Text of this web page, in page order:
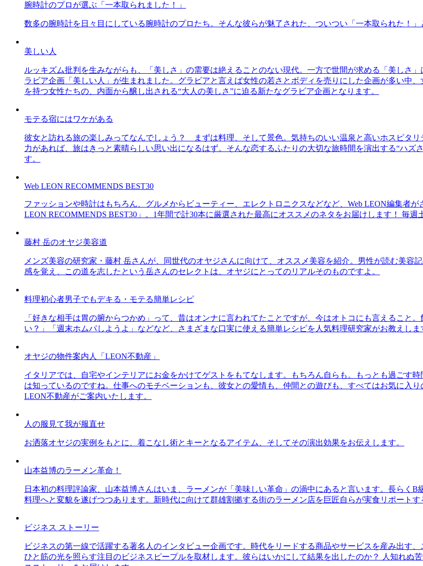
腕時計のプロが選ぶ「一本取られました！」
数多の腕時計を日々目にしている腕時計のプロたち。そんな彼らが魅了された、ついつい「一本取られた！
美しい人
ルッキズム批判を生みながらも、「美しさ」の需要は絶えることのない現代。一方で世間が求める「美しさ
ラビア企画「美しい人」が生まれました。グラビアと言えば女性の若さとボディを売りにした企画が多い中
を持つ女性たちの、内面から醸し出される“大人の美しさ”に迫る新たなグラビア企画となります。
モテる宿にはワケがある
彼女と訪れる旅の楽しみってなんでしょう？ まずは料理、そして景色。気持ちのいい温泉と高いホスピタ
力があれば、旅はきっと素晴らしい思い出になるはず。そんな恋するふたりの大切な旅時間を演出する“ハズ
す。
Web LEON RECOMMENDS BEST30
ファッションや時計はもちろん、グルメからビューティー、エレクトロニクスなどなど、Web LEON編集者
LEON RECOMMENDS BEST30」。1年間で計30本に厳選された最高にオススメのネタをお届けします！ 毎週
藤村 岳のオヤジ美容道
メンズ美容の研究家・藤村 岳さんが、同世代のオヤジさんに向けて、オススメ美容を紹介。男性が読む美容
感を覚え、この道を志したという岳さんのセレクトは、オヤジにとってのリアルそのものですよ。
料理初心者男子でもデキる・モテる簡単レシピ
「好きな相手は胃の腑からつかめ」って、昔はオンナに言われてたことですが、今はオトコにも言えること
い？」「週末ホムパしようよ」などなど、さまざまな口実に使える簡単レシピを人気料理研究家がお教えしま
オヤジの物件案内人「LEON不動産」
イタリアでは、自宅やインテリアにお金をかけてゲストをもてなします。もちろん自らも。もっとも過ごす
は知っているのですね。仕事へのモチベーションも、彼女との愛情も、仲間との遊びも、すべてはお気に入
LEON不動産がご案内いたします。
人の服見て我が服直せ
お洒落オヤジの実例をもとに、着こなし術とキーとなるアイテム、そしてその演出効果をお伝えします。
山本益博のラーメン革命！
日本初の料理評論家、山本益博さんはいま、ラーメンが「美味しい革命」の渦中にあると言います。長らく
料理へと変貌を遂げつつあります。新時代に向けて群雄割拠する街のラーメン店を巨匠自らが実食リポートす
ビジネス ストーリー
ビジネスの第一線で活躍する著名人のインタビュー企画です。時代をリードする商品やサービスを産み出す
ひと筋の光を照らす注目のビジネスピープルを取材します。彼らはいかにして結果を出したのか？ 人知れぬ